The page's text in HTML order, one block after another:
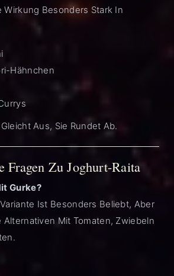
Wirkung Besonders Stark In
Hähnchen
Aus, Sie Rundet Ab.
Fragen Zu Joghurt-Raita
Gurke?
Ist Besonders Beliebt, Aber
Alternativen Mit Tomaten, Zwiebeln